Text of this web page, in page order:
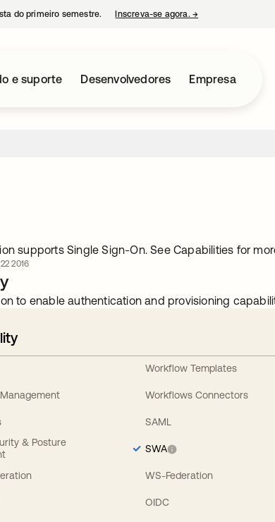
do primeiro semestre. Inscreva-se agora. →
e suporte Desenvolvedores Empresa
supports Single Sign-On. See Capabilities for
2016
to enable authentication and provisioning
& Posture
Workflow Templates
Workflows Connectors
SAML
SWA
WS-Federation
OIDC